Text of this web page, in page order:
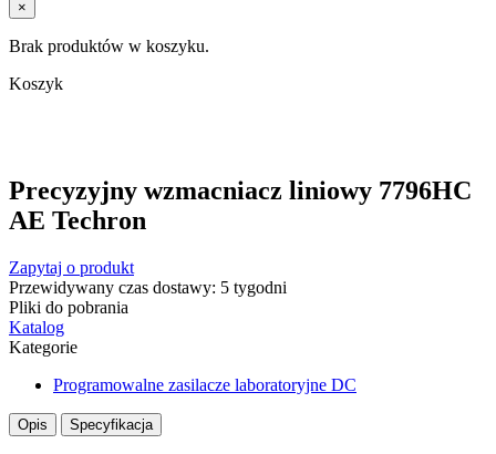
×
Brak produktów w koszyku.
Koszyk
Precyzyjny wzmacniacz liniowy 7796HC
AE Techron
Zapytaj o produkt
Przewidywany czas dostawy: 5 tygodni
Pliki do pobrania
Katalog
Kategorie
Programowalne zasilacze laboratoryjne DC
Opis Specyfikacja